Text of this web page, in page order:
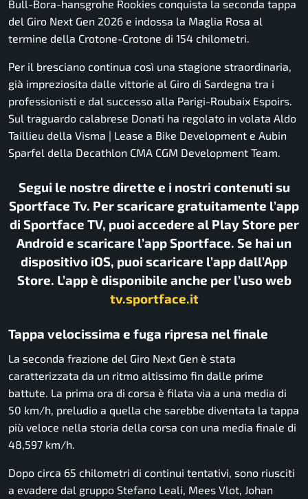
Bull-Bora-hansgrohe Rookies conquista la seconda tappa
del Giro Next Gen 2026 e indossa la Maglia Rosa al
termine della Crotone-Crotone di 154 chilometri.
Per il bresciano continua così una stagione straordinaria,
già impreziosita dalle vittorie al Giro di Sardegna tra i
professionisti e dal successo alla Parigi-Roubaix Espoirs.
Sul traguardo calabrese Donati ha regolato in volata Aldo
Taillieu della Visma | Lease a Bike Development e Aubin
Sparfel della Decathlon CMA CGM Development Team.
Segui le nostre dirette e i nostri contenuti su
Sportface Tv. Per scaricare gratuitamente l’app
di Sportface TV, puoi accedere al Play Store per
Android e scaricare l’app Sportface. Se hai un
dispositivo iOS, puoi scaricare l’app dall’App
Store. L’app è disponibile anche per l’uso web
tv.sportface.it
Tappa velocissima e fuga ripresa nel finale
La seconda frazione del Giro Next Gen è stata
caratterizzata da un ritmo altissimo fin dalle prime
battute. La prima ora di corsa è filata via a una media di
50 km/h, preludio a quella che sarebbe diventata la tappa
più veloce nella storia della corsa con una media finale di
48,597 km/h.
Dopo circa 65 chilometri di continui tentativi, sono riusciti
a evadere dal gruppo Stefano Leali, Mees Vlot, Johan